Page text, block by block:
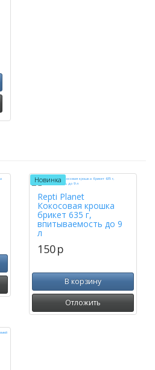
Новинка
Repti Planet
Кокосовая крошка
брикет 635 г,
впитываемость до 9
л
150p
В корзину
Отложить